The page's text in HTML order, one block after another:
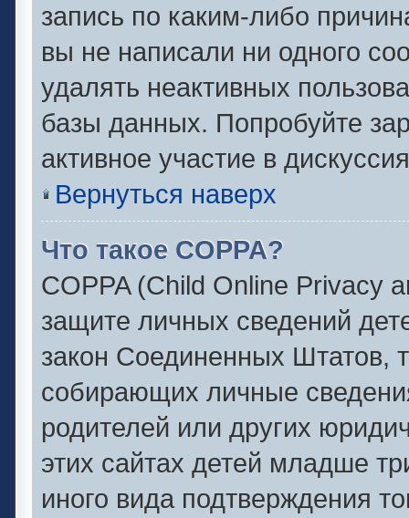
запись по каким-либо
вы не написали ни одного
удалять неактивных
базы данных. Попробуйте
активное участие в
Вернуться наверх
Что такое COPPA?
COPPA (Child Online Privacy
защите личных сведений
закон Соединенных Штатов,
собирающих личные
родителей или других
этих сайтах детей младше
иного вида подтверждения